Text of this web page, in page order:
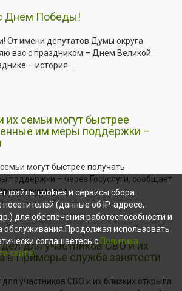
Днем Победы!
От имени депутатов Думы округа
вас с праздником – Днем Великой
– история...
их семьи могут быстрее
им меры поддержки –
могут быстрее получать
поддержки – через Госуслуги, сообщает
крае...
для участников СВО и их
в Приморье служба занятости
участников СВО и их близких открыла
файлы cookies и сервисы сбора
посетителей (данные об IP-адресе,
для обеспечения работоспособности и
обслуживания.Продолжая использовать
соглашаетесь с Политика
сайта.